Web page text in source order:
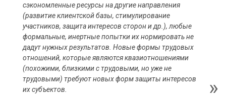
сэкономленные ресурсы на другие направления
(развитие клиентской базы, стимулирование
участников, защита интересов сторон и др.), любые
формальные, инертные попытки их нормировать не
дадут нужных результатов. Новые формы трудовых
отношений, которые являются квазиотношениями
(похожими, близкими с трудовыми, но уже не
трудовыми) требуют новых форм защиты интересов
их субъектов.